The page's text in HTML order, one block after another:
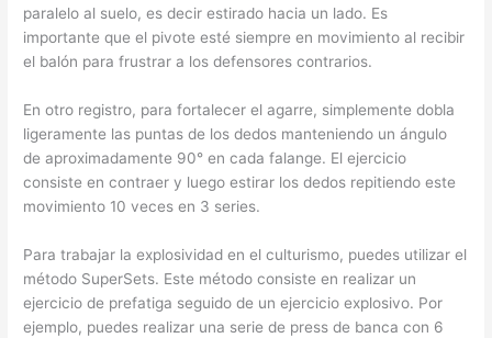
paralelo al suelo, es decir estirado hacia un lado. Es
importante que el pivote esté siempre en movimiento al recibir
el balón para frustrar a los defensores contrarios.
En otro registro, para fortalecer el agarre, simplemente dobla
ligeramente las puntas de los dedos manteniendo un ángulo
de aproximadamente 90° en cada falange. El ejercicio
consiste en contraer y luego estirar los dedos repitiendo este
movimiento 10 veces en 3 series.
Para trabajar la explosividad en el culturismo, puedes utilizar el
método SuperSets. Este método consiste en realizar un
ejercicio de prefatiga seguido de un ejercicio explosivo. Por
ejemplo, puedes realizar una serie de press de banca con 6